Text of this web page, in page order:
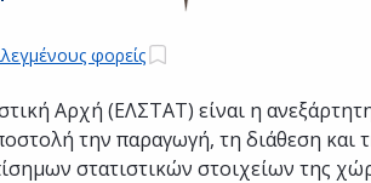
φορείς
Αρχή (ΕΛΣΤΑΤ) είναι η
την παραγωγή, τη διάθεση και
στατιστικών στοιχείων της